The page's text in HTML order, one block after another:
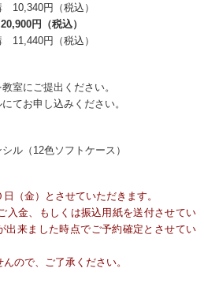
円（税込）
円（税込）
円（税込）
室にご提出ください。
てお申し込みください。
ル（12色ソフトケース）
（金）とさせていただきます。
入金、もしくは振込用紙を送付させてい
出来ました時点でご予約確定とさせてい
ので、ご了承ください。